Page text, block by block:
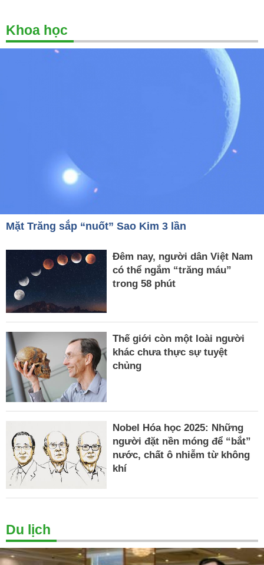
Khoa học
Mặt Trăng sắp “nuốt” Sao Kim 3 lần
Đêm nay, người dân Việt Nam
có thể ngắm “trăng máu”
trong 58 phút
Thế giới còn một loài người
khác chưa thực sự tuyệt
chủng
Nobel Hóa học 2025: Những
người đặt nền móng để “bắt”
nước, chất ô nhiễm từ không
khí
Du lịch